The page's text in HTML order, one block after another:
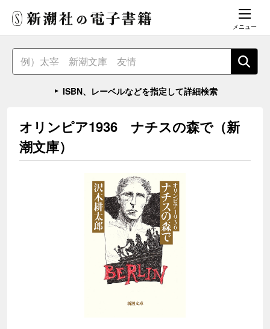
メニュー
ISBN、レーベルなどを指定して詳細検索
オリンピア1936 ナチスの森で（新
潮文庫）